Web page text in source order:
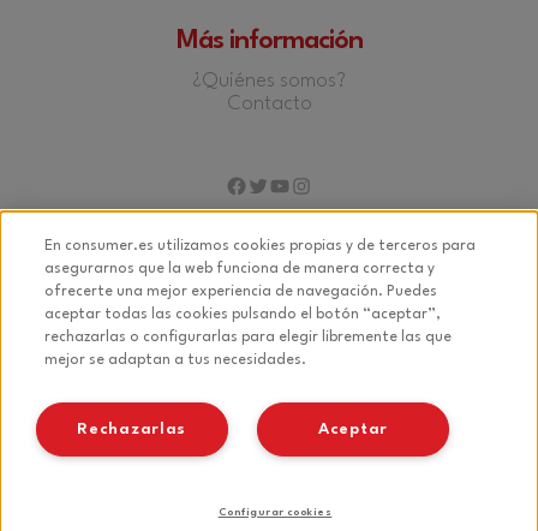
Más información
¿Quiénes somos?
Contacto
Facebook
Twitter
YouTube
Instagram
© 2026 Fundación EROSKI
Aviso legal
Política de cookies
En consumer.es utilizamos cookies propias y de terceros para
asegurarnos que la web funciona de manera correcta y
ofrecerte una mejor experiencia de navegación. Puedes
aceptar todas las cookies pulsando el botón “aceptar”,
rechazarlas o configurarlas para elegir libremente las que
mejor se adaptan a tus necesidades.
Aceptar
Rechazarlas
Configurar cookies